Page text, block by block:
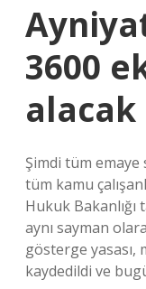
3600
alacak
Şimdi tüm emaye
tüm kamu
Hukuk
aynı sayman
gösterge yasası,
kaydedildi ve